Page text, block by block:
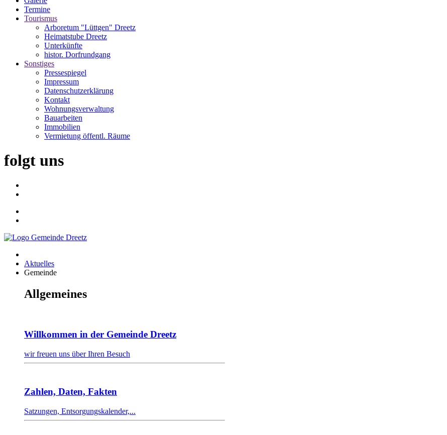
Termine
Tourismus
Arboretum "Lüttgen" Dreetz
Heimatstube Dreetz
Unterkünfte
histor. Dorfrundgang
Sonstiges
Pressespiegel
Impressum
Datenschutzerklärung
Kontakt
Wohnungsverwaltung
Bauarbeiten
Immobilien
Vermietung öffentl. Räume
folgt uns
Aktuelles
Gemeinde
Allgemeines
Willkommen in der Gemeinde Dreetz
wir freuen uns über Ihren Besuch
Zahlen, Daten, Fakten
Satzungen, Entsorgungskalender,...